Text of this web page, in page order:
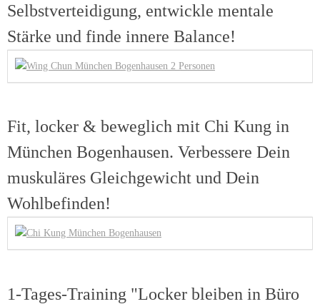
Selbstverteidigung, entwickle mentale
Stärke und finde innere Balance!
Fit, locker & beweglich mit Chi Kung in
München Bogenhausen. Verbessere Dein
muskuläres Gleichgewicht und Dein
Wohlbefinden!
1-Tages-Training "Locker bleiben in Büro